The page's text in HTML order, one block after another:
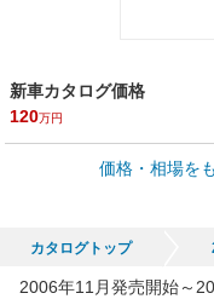
新車カタログ価格
120万円
車買取価格 *
56,270円
価格・相場を
カタログトップ
2006年11月発売開始～